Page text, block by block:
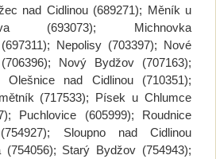
nad Cidlinou (689271); Měník u
(693073); Michnovka
Nepolisy (703397); Nové
Nový Bydžov (707163);
Olešnice nad Cidlinou (710351);
(717533); Písek u Chlumce
Puchlovice (605999); Roudnice
Sloupno nad Cidlinou
(754056); Starý Bydžov (754943);